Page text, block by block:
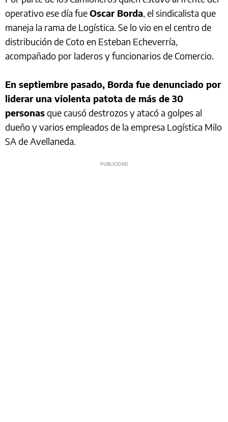
operativo ese día fueOscar Borda, el sindicalista que
maneja la rama de Logística. Se lo vio en el centro de
distribución de Coto en Esteban Echeverría,
acompañado por laderos y funcionarios de Comercio.
En septiembre pasado, Borda fue denunciado por
liderar una violenta patota de más de 30
personasque causó destrozos y atacó a golpes al
dueño y varios empleados de la empresa Logística Milo
SA de Avellaneda.